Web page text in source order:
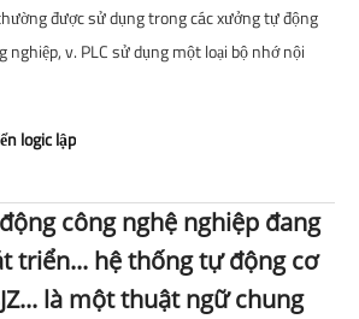
được sử dụng trong các xưởng tự động
nghiệp, v. PLC sử dụng một loại bộ nhớ nội
logic lập
công nghệ nghiệp đang
triển... hệ thống tự động cơ
là một thuật ngữ chung